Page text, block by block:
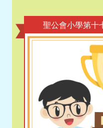
聖公會小學第十